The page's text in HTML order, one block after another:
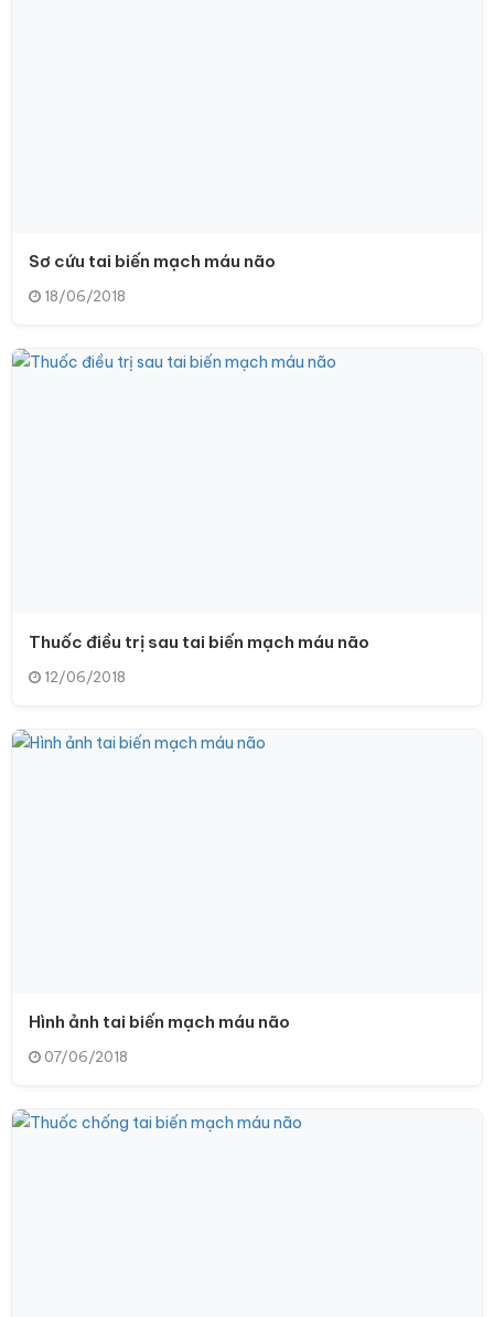
Sơ cứu tai biến mạch máu não
18/06/2018
Thuốc điều trị sau tai biến mạch máu não
12/06/2018
Hình ảnh tai biến mạch máu não
07/06/2018